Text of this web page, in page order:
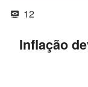
12
Inflação